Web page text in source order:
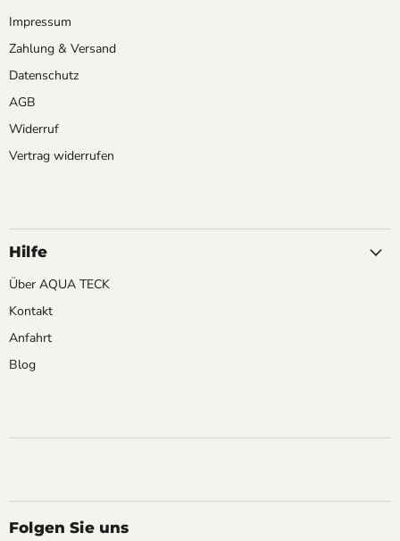
Impressum
Zahlung & Versand
Datenschutz
AGB
Widerruf
Vertrag widerrufen
Hilfe
Über AQUA TECK
Kontakt
Anfahrt
Blog
Folgen Sie uns